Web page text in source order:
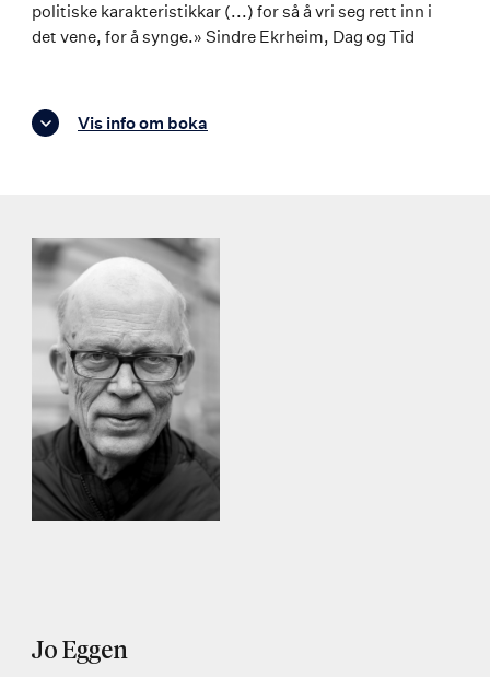
politiske karakteristikkar (...) for så å vri seg rett inn i
det vene, for å synge.» Sindre Ekrheim, Dag og Tid
Vis info om boka
Jo Eggen